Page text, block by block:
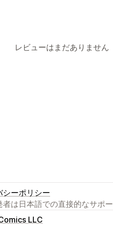
レビューはまだありません
シーポリシー
者は日本語での直接的なサポ
LLC